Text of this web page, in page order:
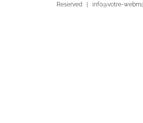
Reserved | info@votre-